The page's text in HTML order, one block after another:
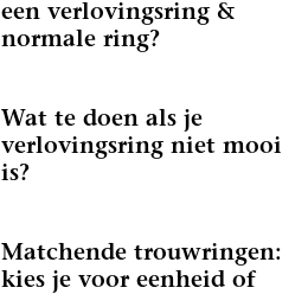
een verlovingsring &
normale ring?
Wat te doen als je
verlovingsring niet mooi
is?
Matchende trouwringen:
kies je voor eenheid of